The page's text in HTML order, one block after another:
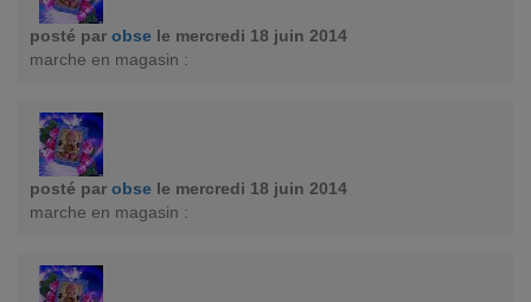
posté par obse le mercredi 18 juin 2014
marche en magasin :
posté par obse le mercredi 18 juin 2014
marche en magasin :